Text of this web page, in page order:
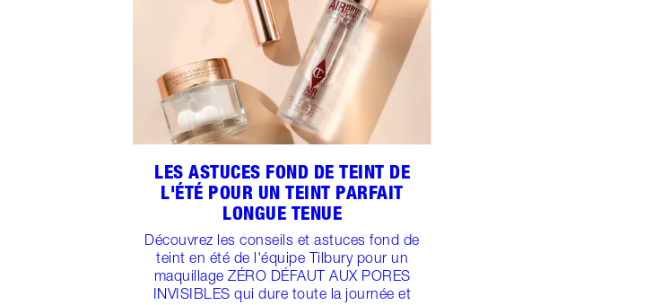
LES ASTUCES FOND DE TEINT DE
L'ÉTÉ POUR UN TEINT PARFAIT
LONGUE TENUE
Découvrez les conseils et astuces fond de
teint en été de l'équipe Tilbury pour un
maquillage ZÉRO DÉFAUT AUX PORES
INVISIBLES qui dure toute la journée et